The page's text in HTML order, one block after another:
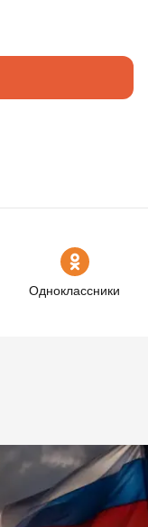
Одноклассники